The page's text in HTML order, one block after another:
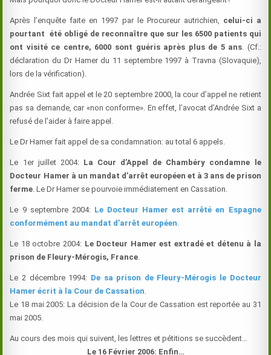
Après l’enquête faite en 1997 par le Procureur autrichien, celui-ci a
pourtant été obligé de reconnaître que sur les 6500 patients qui
ont visité ce centre, 6000 sont guéris après plus de 5 ans . (Cf.:
déclaration du Dr Hamerdu 11 septembre 1997 à Travna (Slovaquie),
lors de la vérification).
Andrée Sixt fait appel et le 20 septembre 2000, la cour d’appel ne retient
pas sa demande, car «non conforme». En effet, l’avocat d’Andrée Sixt a
refusé de l’aider à faire appel.
Le DrHamerfait appel de sa condamnation: au total 6 appels.
Le 1er juillet 2004: La Cour d’Appel de Chambéry condamne le
Docteur Hamer à un mandat d’arrêt européen et à 3 ans de prison
ferme . Le DrHamerse pourvoie immédiatement en Cassation.
Le 9 septembre 2004: Le Docteur Hamer est arrêté en Espagne
conformément au mandat d’arrêt européen
Le 18 octobre 2004: Le Docteur Hamer est extradé et détenu à la
prison de Fleury-Mérogis, France
Le 2 décembre 1994: De sa prison de Fleury-Mérogis le Docteur
Hamer écrit à la Cour de Cassation
Le 18 mai 2005: La décision de la Cour de Cassation est reportée au 31
mai 2005.
Au cours des mois qui suivent, les lettres et pétitions se succèdent…
Le 16 Février 2006: Enfin…